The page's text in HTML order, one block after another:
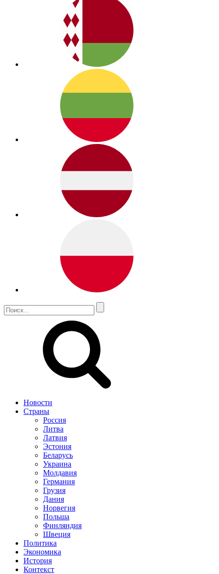
Новости
Страны
Россия
Литва
Латвия
Эстония
Беларусь
Украина
Молдавия
Германия
Грузия
Дания
Норвегия
Польша
Финляндия
Швеция
Политика
Экономика
История
Контекст